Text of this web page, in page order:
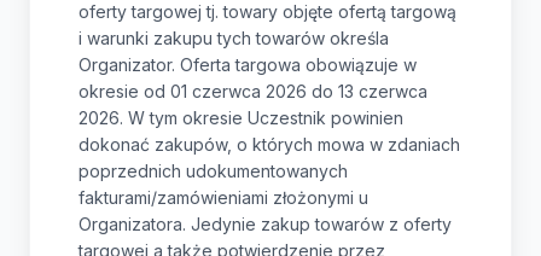
oferty targowej tj. towary objęte ofertą targową
i warunki zakupu tych towarów określa
Organizator. Oferta targowa obowiązuje w
okresie od 01 czerwca 2026 do 13 czerwca
2026. W tym okresie Uczestnik powinien
dokonać zakupów, o których mowa w zdaniach
poprzednich udokumentowanych
fakturami/zamówieniami złożonymi u
Organizatora. Jedynie zakup towarów z oferty
targowej a także potwierdzenie przez